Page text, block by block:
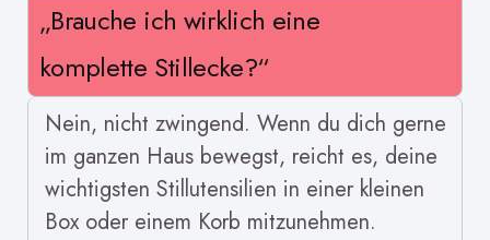
„Brauche ich wirklich eine
komplette Stillecke?“
Nein, nicht zwingend. Wenn du dich gerne
im ganzen Haus bewegst, reicht es, deine
wichtigsten Stillutensilien in einer kleinen
Box oder einem Korb mitzunehmen.